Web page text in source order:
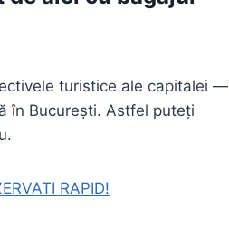
turistice ale capitalei —
în București. Astfel puteți
RAPID!